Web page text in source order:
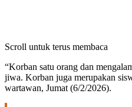
Scroll untuk terus membaca
“Korban satu orang dan
jiwa. Korban juga merupakan
wartawan, Jumat (6/2/2026).